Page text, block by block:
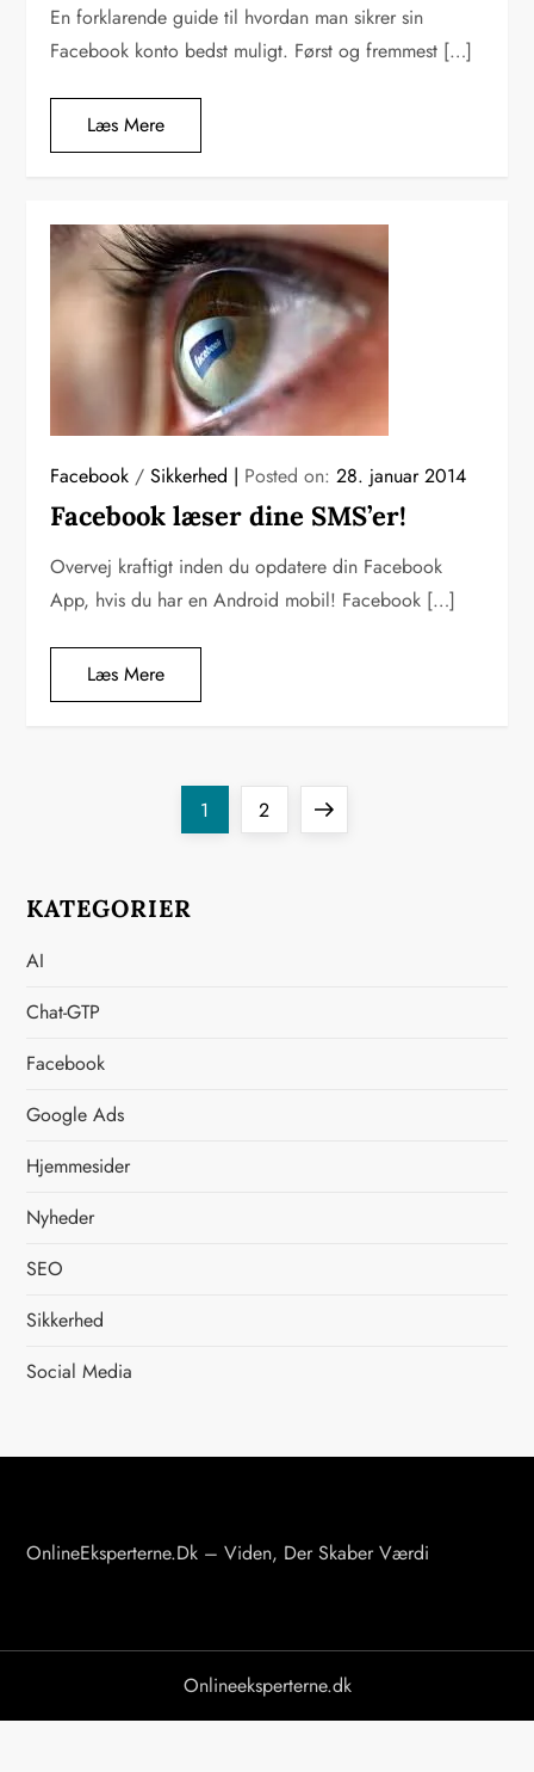
En forklarende guide til hvordan man sikrer sin
Facebook konto bedst muligt. Først og fremmest […]
Læs Mere
Facebook /Sikkerhed Posted on:28. januar 2014
Facebook læser dine SMS’er!
Overvej kraftigt inden du opdatere din Facebook
App, hvis du har en Android mobil! Facebook […]
Læs Mere
d
l
æ
g
s
i
n
d
d
e
n
Page
1 Page
2
Next
KATEGORIER
AI
Chat-GTP
Facebook
Google Ads
Hjemmesider
Nyheder
SEO
Sikkerhed
Social Media
OnlineEksperterne.dk – Viden, Der Skaber Værdi
Onlineeksperterne.dk